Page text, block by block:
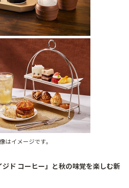
はイメージです。
ド コーヒー」と秋の味覚を楽しむ新